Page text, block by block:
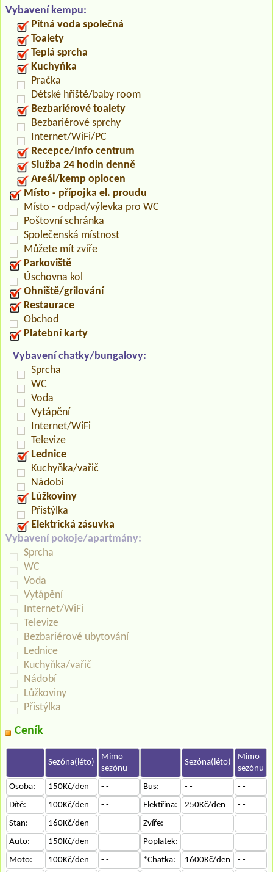
Vybavení kempu:
Pitná voda společná
Toalety
Teplá sprcha
Kuchyňka
Pračka
Dětské hřiště/baby room
Bezbariérové toalety
Bezbariérové sprchy
Internet/WiFi/PC
Recepce/Info centrum
Služba 24 hodin denně
Areál/kemp oplocen
Místo - přípojka el. proudu
Místo - odpad/výlevka pro WC
Poštovní schránka
Společenská místnost
Můžete mít zvíře
Parkoviště
Úschovna kol
Ohniště/grilování
Restaurace
Obchod
Platební karty
Vybavení chatky/bungalovy:
Sprcha
WC
Voda
Vytápění
Internet/WiFi
Televize
Lednice
Kuchyňka/vařič
Nádobí
Lůžkoviny
Přistýlka
Elektrická zásuvka
Vybavení pokoje/apartmány:
Sprcha
WC
Voda
Vytápění
Internet/WiFi
Televize
Bezbariérové ubytování
Lednice
Kuchyňka/vařič
Nádobí
Lůžkoviny
Přistýlka
Ceník
Sezóna(léto)
Mimo
sezónu
Sezóna(léto)
Mimo
sezónu
Osoba:
150Kč/den - - Bus: - -
- -
Dítě:
100Kč/den - - Elektřina: 250Kč/den
- -
Stan:
160Kč/den - - Zvíře: - -
- -
Auto:
150Kč/den - - Poplatek: - -
- -
Moto:
100Kč/den - - *Chatka: 1600Kč/den
- -